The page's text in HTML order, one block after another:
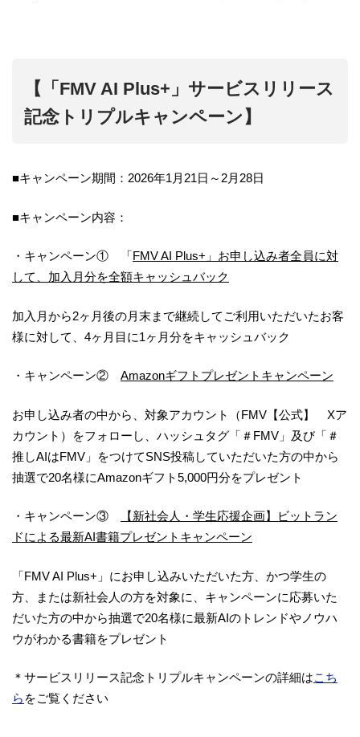
【「FMV AI Plus+」サービスリリース
記念トリプルキャンペーン】
■キャンペーン期間：2026年1月21日～2月28日
■キャンペーン内容：
・キャンペーン① 「FMV AI Plus+」お申し込み者全員に対
して、加入月分を全額キャッシュバック
加入月から2ヶ月後の月末まで継続してご利用いただいたお客
様に対して、4ヶ月目に1ヶ月分をキャッシュバック
・キャンペーン② Amazonギフトプレゼントキャンペーン
お申し込み者の中から、対象アカウント（FMV【公式】 Xア
カウント）をフォローし、ハッシュタグ「＃FMV」及び「＃
推しAIはFMV」をつけてSNS投稿していただいた方の中から
抽選で20名様にAmazonギフト5,000円分をプレゼント
・キャンペーン③
【新社会人・学生応援企画】ビットラン
ドによる最新AI書籍プレゼントキャンペーン
「FMV AI Plus+」にお申し込みいただいた方、かつ学生の
方、または新社会人の方を対象に、キャンペーンに応募いた
だいた方の中から抽選で20名様に最新AIのトレンドやノウハ
ウがわかる書籍をプレゼント
＊サービスリリース記念トリプルキャンペーンの詳細はこち
ら をご覧ください